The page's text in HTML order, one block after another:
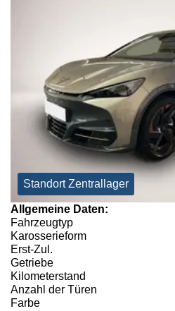
Standort Zentrallager
Allgemeine Daten:
Fahrzeugtyp
Karosserieform
Erst-Zul.
Getriebe
Kilometerstand
Anzahl der Türen
Farbe